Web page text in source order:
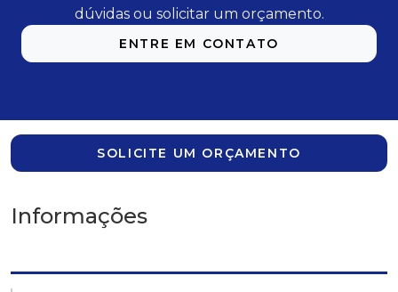
dúvidas ou solicitar um orçamento.
ENTRE EM CONTATO
SOLICITE UM ORÇAMENTO
Informações